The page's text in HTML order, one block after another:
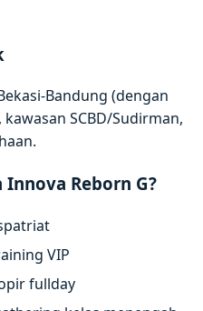
Bandung (dengan
SCBD/Sudirman,
Reborn G?
VIP
fullday